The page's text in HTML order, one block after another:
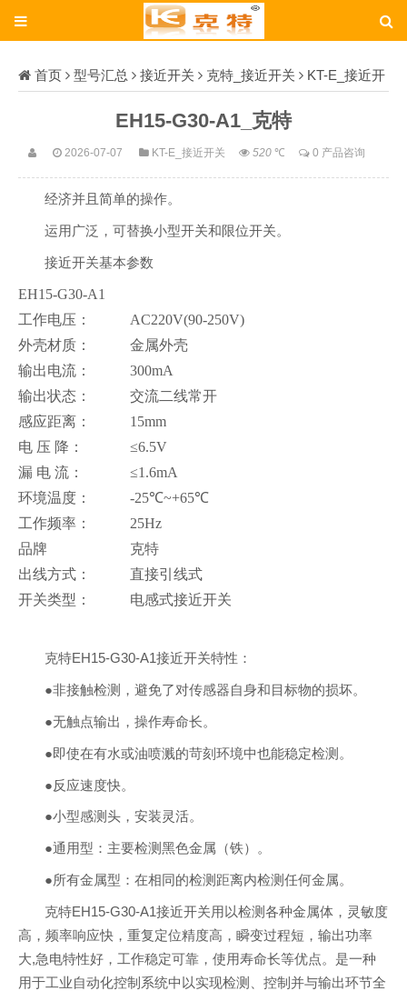
首页 型号汇总 接近开关 克特_接近开关 KT-E_接近开
EH15-G30-A1_克特
2026-07-07 KT-E_接近开关 520 ℃ 0 产品咨询
经济并且简单的操作。
运用广泛，可替换小型开关和限位开关。
接近开关基本参数
EH15-G30-A1
工作电压：
AC220V(90-250V)
外壳材质：
金属外壳
输出电流：
300mA
输出状态：
交流二线常开
感应距离：
15mm
电 压 降：
≤6.5V
漏 电 流：
≤1.6mA
环境温度：
-25℃~+65℃
工作频率：
25Hz
品牌
克特
出线方式：
直接引线式
开关类型：
电感式接近开关
克特EH15-G30-A1接近开关特性：
●非接触检测，避免了对传感器自身和目标物的损坏。
●无触点输出，操作寿命长。
●即使在有水或油喷溅的苛刻环境中也能稳定检测。
●反应速度快。
●小型感测头，安装灵活。
●通用型：主要检测黑色金属（铁）。
●所有金属型：在相同的检测距离内检测任何金属。
克特EH15-G30-A1接近开关用以检测各种金属体，灵敏度
高，频率响应快，重复定位精度高，瞬变过程短，输出功率
大,急电特性好，工作稳定可靠，使用寿命长等优点。是一种
用于工业自动化控制系统中以实现检测、控制并与输出环节全